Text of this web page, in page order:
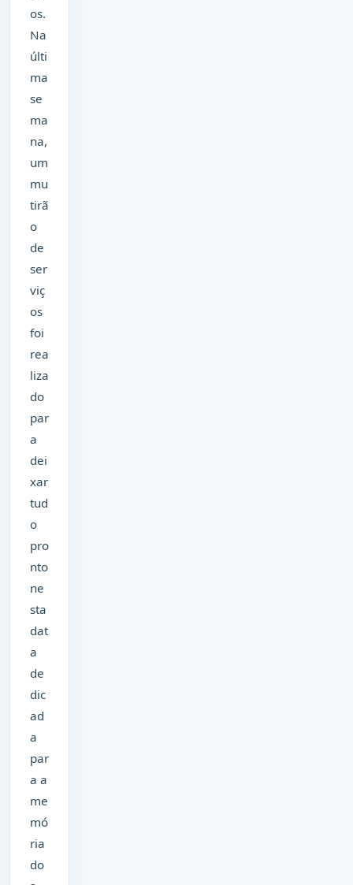
os.
Na
últi
ma
se
ma
na,
um
mu
tirã
o
de
ser
viç
os
foi
rea
liza
do
par
a
dei
xar
tud
o
pro
nto
ne
sta
dat
a
de
dic
ad
a
par
a a
me
mó
ria
do